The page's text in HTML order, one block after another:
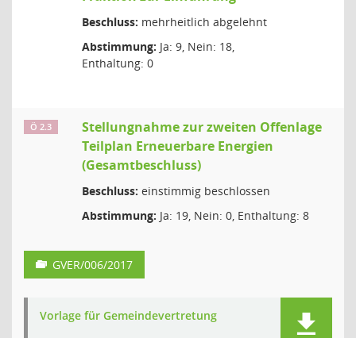
Beschluss: mehrheitlich abgelehnt
Abstimmung: Ja: 9, Nein: 18,
Enthaltung: 0
Ö 2.3
Stellungnahme zur zweiten Offenlage
Teilplan Erneuerbare Energien
(Gesamtbeschluss)
Beschluss: einstimmig beschlossen
Abstimmung: Ja: 19, Nein: 0, Enthaltung: 8
GVER/006/2017
Vorlage für Gemeindevertretung